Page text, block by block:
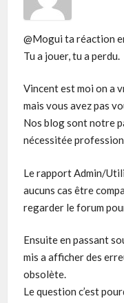
@Mogui ta réaction
Tu a jouer, tu a perdu.
Vincent est moi on a
mais vous avez pas
Nos blog sont notre
nécessitée
Le rapport Admin/
aucuns cas être
regarder le forum
Ensuite en passant
mis a afficher des
obsolète.
Le question c’est